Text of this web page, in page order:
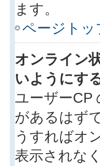
ます。
ページトッ
オンライン
いようにす
ユーザーCP
があるはず
うすればオ
表示されな